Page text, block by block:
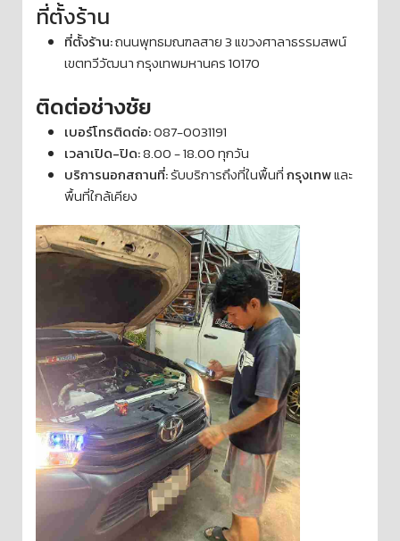
ที่ตั้งร้าน
ที่ตั้งร้าน:ถนนพุทธมณฑลสาย 3 แขวงศาลาธรรมสพน์
เขตทวีวัฒนา กรุงเทพมหานคร 10170
ติดต่อช่างชัย
เบอร์โทรติดต่อ:087-0031191
เวลาเปิด-ปิด:8.00 - 18.00 ทุกวัน
บริการนอกสถานที่:รับบริการถึงที่ในพื้นที่กรุงเทพและ
พื้นที่ใกล้เคียง